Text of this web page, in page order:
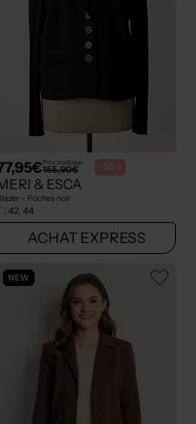
Prix boutique :
155,90€ -50%
& ESCA
- Poches noir
: 42, 44
ACHAT EXPRESS
NEW